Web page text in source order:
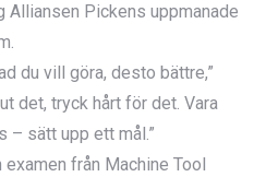
Alliansen Pickens uppmanade
du vill göra, desto bättre,”
det, tryck hårt för det. Vara
– sätt upp ett mål.”
från Machine Tool